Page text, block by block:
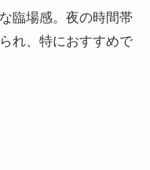
臨場感。夜の時間帯
れ、特におすすめで